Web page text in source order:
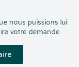
nous puissions lui
votre demande.